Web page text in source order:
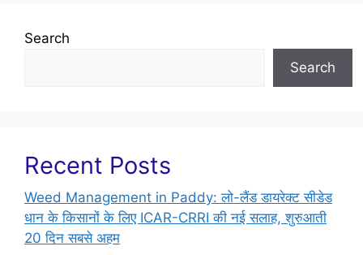
Search
Search
Recent Posts
Weed Management in Paddy: लो-लैंड डायरेक्ट सीडेड
धान के किसानों के लिए ICAR-CRRI की नई सलाह, शुरुआती
20 दिन सबसे अहम